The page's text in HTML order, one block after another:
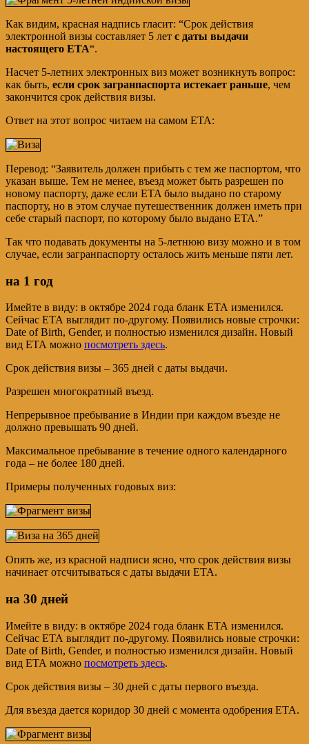
Как видим, красная надпись гласит: “Срок действия
электронной визы составляет 5 лет с даты выдачи
настоящего ETA“.
Насчет 5-летних электронных виз может возникнуть вопрос:
как быть, если срок загранпаспорта истекает раньше, чем
закончится срок действия визы.
Ответ на этот вопрос читаем на самом ЕТА:
Перевод: “Заявитель должен прибыть с тем же паспортом, что
указан выше. Тем не менее, въезд может быть разрешен по
новому паспорту, даже если ETA было выдано по старому
паспорту, но в этом случае путешественник должен иметь при
себе старый паспорт, по которому было выдано ETA.”
Так что подавать документы на 5-летнюю визу можно и в том
случае, если загранпаспорту осталось жить меньше пяти лет.
на 1 год
Имейте в виду: в октябре 2024 года бланк ЕТА изменился.
Сейчас ЕТА выглядит по-другому. Появились новые строчки:
Date of Birth, Gender, и полностью изменился дизайн. Новый
вид ЕТА можно посмотреть здесь.
Срок действия визы – 365 дней с даты выдачи.
Разрешен многократный въезд.
Непрерывное пребывание в Индии при каждом въезде не
должно превышать 90 дней.
Максимальное пребывание в течение одного календарного
года – не более 180 дней.
Примеры полученных годовых виз:
Опять же, из красной надписи ясно, что срок действия визы
начинает отсчитываться с даты выдачи ЕТА.
на 30 дней
Имейте в виду: в октябре 2024 года бланк ЕТА изменился.
Сейчас ЕТА выглядит по-другому. Появились новые строчки:
Date of Birth, Gender, и полностью изменился дизайн. Новый
вид ЕТА можно посмотреть здесь.
Срок действия визы – 30 дней с даты первого въезда.
Для въезда дается коридор 30 дней с момента одобрения ЕТА.